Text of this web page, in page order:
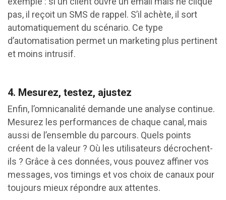
pas, il reçoit un SMS de rappel. S’il achète, il sort
automatiquement du scénario. Ce type
d’automatisation permet un marketing plus pertinent
et moins intrusif.
4. Mesurez, testez, ajustez
Enfin, l’omnicanalité demande une analyse continue.
Mesurez les performances de chaque canal, mais
aussi de l’ensemble du parcours. Quels points
créent de la valeur ? Où les utilisateurs décrochent-
ils ? Grâce à ces données, vous pouvez affiner vos
messages, vos timings et vos choix de canaux pour
toujours mieux répondre aux attentes.